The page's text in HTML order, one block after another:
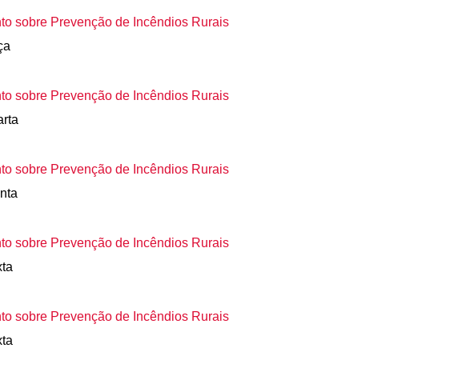
sobre Prevenção de Incêndios Rurais
sobre Prevenção de Incêndios Rurais
sobre Prevenção de Incêndios Rurais
sobre Prevenção de Incêndios Rurais
sobre Prevenção de Incêndios Rurais